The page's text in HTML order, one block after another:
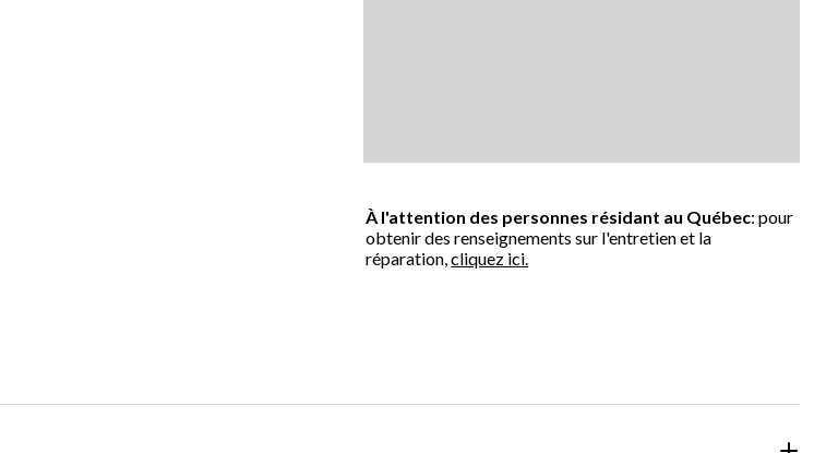
À l'attention des personnes résidant au Québec: pour
obtenir des renseignements sur l'entretien et la
réparation,cliquez ici.